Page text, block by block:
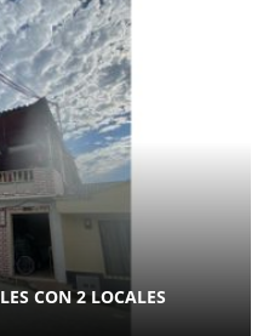
CON 2 LOCALES